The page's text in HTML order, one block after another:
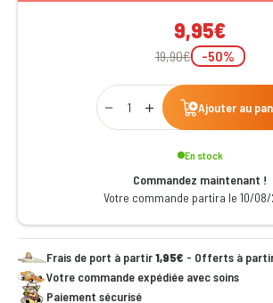
9,95€
19,90€ -50%
Qty
Ajouter au
En stock
Commandez maintenant !
Votre commande partira le 10/
Frais de port à partir1,95€ - Offerts à
Votre commande expédiée avec soins
Paiement sécurisé